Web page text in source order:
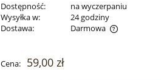
Dostępność:
na wyczerpaniu
Wysyłka w:
24 godziny
Dostawa:
Darmowa
Cena: 59,00 zł